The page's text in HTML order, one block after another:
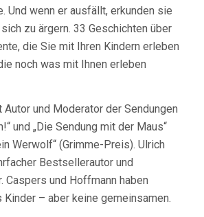
Und wenn er ausfällt, erkunden sie
zu ärgern. 33 Geschichten über
die Sie mit Ihren Kindern erleben
noch was mit Ihnen erleben
Autor und Moderator der Sendungen
und „Die Sendung mit der Maus“
Werwolf“ (Grimme-Preis). Ulrich
Bestsellerautor und
Caspers und Hoffmann haben
– aber keine gemeinsamen.